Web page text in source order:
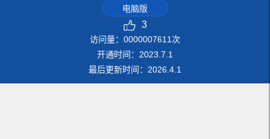
电脑版
3
访问量： 0000007611 次
开通时间： 2023 7 1
最后更新时间： 2026 4 1